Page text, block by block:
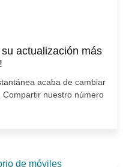
actualización más
acaba de cambiar
nuestro número